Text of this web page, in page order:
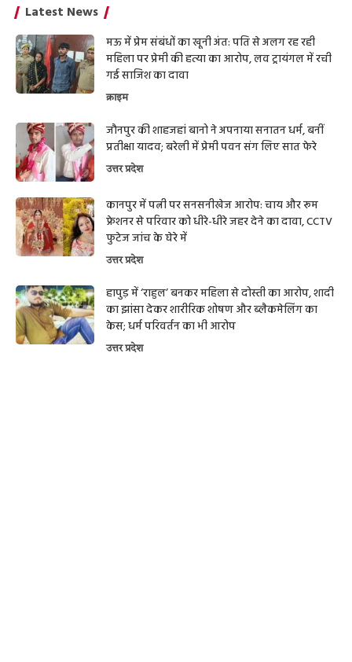
Latest News
मऊ में प्रेम संबंधों का खूनी अंत: पति से अलग रह रही
महिला पर प्रेमी की हत्या का आरोप, लव ट्रायंगल में रची
गई साजिश का दावा
क्राइम
जौनपुर की शाहजहां बानो ने अपनाया सनातन धर्म, बनीं
प्रतीक्षा यादव; बरेली में प्रेमी पवन संग लिए सात फेरे
उत्तर प्रदेश
कानपुर में पत्नी पर सनसनीखेज आरोप: चाय और रूम
फ्रेशनर से परिवार को धीरे-धीरे जहर देने का दावा, CCTV
फुटेज जांच के घेरे में
उत्तर प्रदेश
हापुड़ में ‘राहुल’ बनकर महिला से दोस्ती का आरोप, शादी
का झांसा देकर शारीरिक शोषण और ब्लैकमेलिंग का
केस; धर्म परिवर्तन का भी आरोप
उत्तर प्रदेश